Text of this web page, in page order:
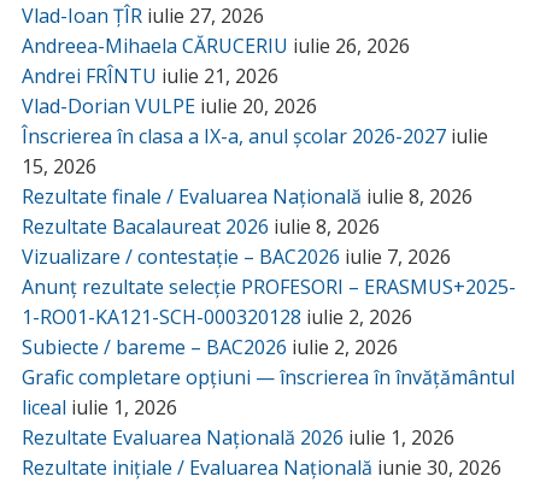
Vlad-Ioan ȚÎR iulie 27, 2026
Andreea-Mihaela CĂRUCERIU iulie 26, 2026
Andrei FRÎNTU iulie 21, 2026
Vlad-Dorian VULPE iulie 20, 2026
Înscrierea în clasa a IX-a, anul școlar 2026-2027 iulie
15, 2026
Rezultate finale / Evaluarea Națională iulie 8, 2026
Rezultate Bacalaureat 2026 iulie 8, 2026
Vizualizare / contestație – BAC2026 iulie 7, 2026
Anunț rezultate selecție PROFESORI – ERASMUS+2025-
1-RO01-KA121-SCH-000320128 iulie 2, 2026
Subiecte / bareme – BAC2026 iulie 2, 2026
Grafic completare opțiuni — înscrierea în învățământul
liceal iulie 1, 2026
Rezultate Evaluarea Națională 2026 iulie 1, 2026
Rezultate inițiale / Evaluarea Națională iunie 30, 2026